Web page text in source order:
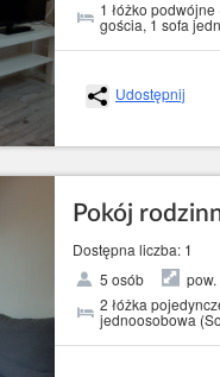
1 łóżko
gościa, 1 sofa
Udostępnij
Pokój
Dostępna liczba: 1
5 osób
2 łóżka
jednoosobowa